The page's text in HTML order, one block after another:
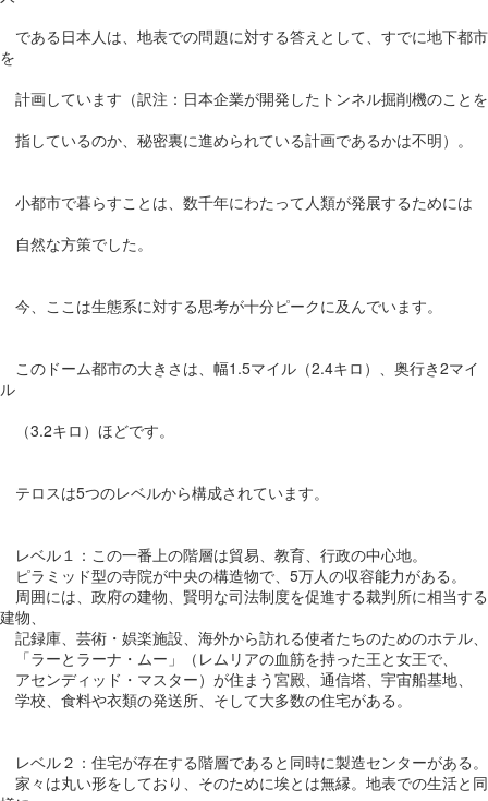
である日本人は、地表での問題に対する答えとして、すでに地下都市
を
計画しています（訳注：日本企業が開発したトンネル掘削機のことを
指しているのか、秘密裏に進められている計画であるかは不明）。
小都市で暮らすことは、数千年にわたって人類が発展するためには
自然な方策でした。
今、ここは生態系に対する思考が十分ピークに及んでいます。
このドーム都市の大きさは、幅1.5マイル（2.4キロ）、奥行き2マイ
ル
（3.2キロ）ほどです。
テロスは5つのレベルから構成されています。
レベル１：この一番上の階層は貿易、教育、行政の中心地。
ピラミッド型の寺院が中央の構造物で、5万人の収容能力がある。
周囲には、政府の建物、賢明な司法制度を促進する裁判所に相当する
建物、
記録庫、芸術・娯楽施設、海外から訪れる使者たちのためのホテル、
「ラーとラーナ・ムー」（レムリアの血筋を持った王と女王で、
アセンディッド・マスター）が住まう宮殿、通信塔、宇宙船基地、
学校、食料や衣類の発送所、そして大多数の住宅がある。
レベル２：住宅が存在する階層であると同時に製造センターがある。
家々は丸い形をしており、そのために埃とは無縁。地表での生活と同